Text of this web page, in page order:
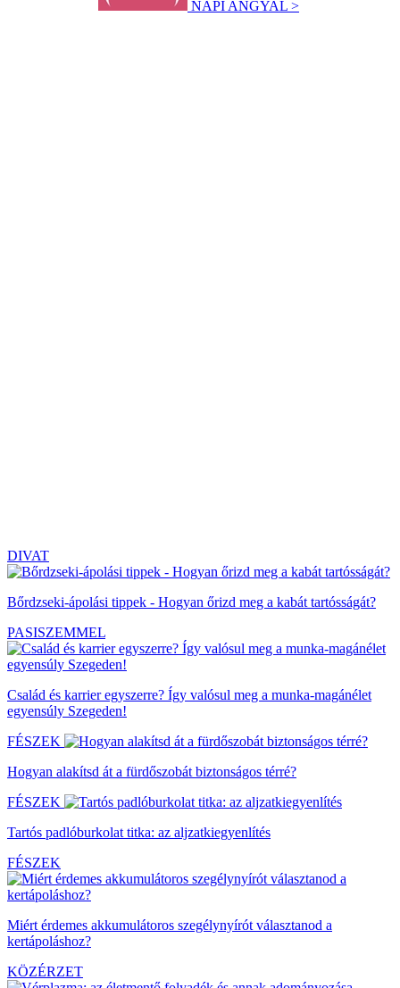
NAPI ANGYAL >
DIVAT
Bőrdzseki-ápolási tippek - Hogyan őrizd meg a kabát tartósságát?
PASISZEMMEL
Család és karrier egyszerre? Így valósul meg a munka-magánélet
egyensúly Szegeden!
FÉSZEK
Hogyan alakítsd át a fürdőszobát biztonságos térré?
FÉSZEK
Tartós padlóburkolat titka: az aljzatkiegyenlítés
FÉSZEK
Miért érdemes akkumulátoros szegélynyírót választanod a
kertápoláshoz?
KÖZÉRZET